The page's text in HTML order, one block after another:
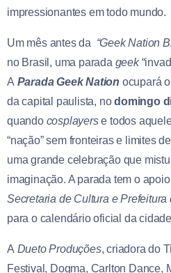
impressionantes em todo mundo.
Um mês antes da “Geek Nation
no Brasil, uma parada geek
A Parada Geek Nation ocupará
da capital paulista, nodomingo
quando cosplayerse todos
“nação” sem fronteiras e limites
uma grande celebração que
imaginação. A parada tem o
Secretaria de Cultura e Prefeitura
para o calendário oficial da
A Dueto Produções, criadora do
Festival, Dogma, Carlton Dance,